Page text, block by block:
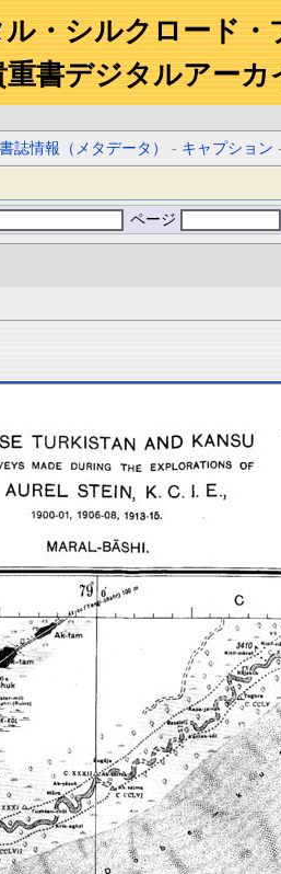
・シルクロード・
重書デジタルアーカ
書誌情報（メタデータ） - キャプション
ページ